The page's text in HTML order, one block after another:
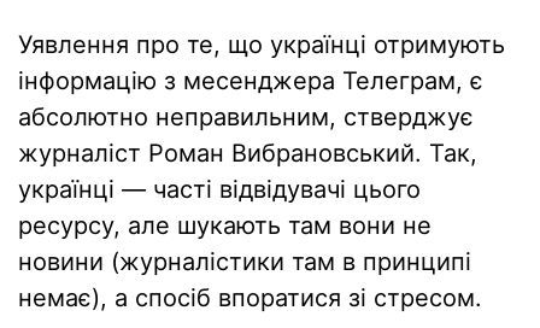
Уявлення про те, що українці отримують
інформацію з месенджера Телеграм, є
абсолютно неправильним, стверджує
журналіст Роман Вибрановський. Так,
українці — часті відвідувачі цього
ресурсу, але шукають там вони не
новини (журналістики там в принципі
немає), а спосіб впоратися зі стресом.